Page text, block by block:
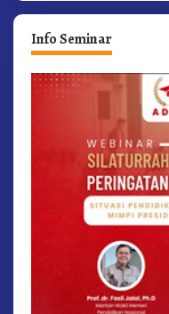
Info Seminar